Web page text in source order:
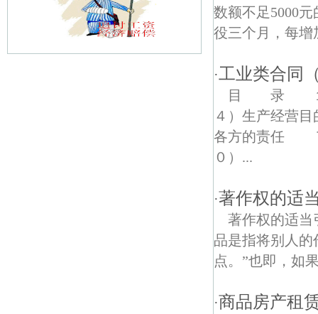
数额不足5000
役三个月，每增
·工业类合同
目 录 １
４）生产经营
各方的责任
０）...
·著作权的适
著作权的适当
品是指将别人
点。”也即，如
·商品房产租